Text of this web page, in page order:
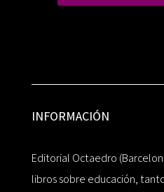
INFORMACIÓN
Editorial Octaedro
libros sobre educación,